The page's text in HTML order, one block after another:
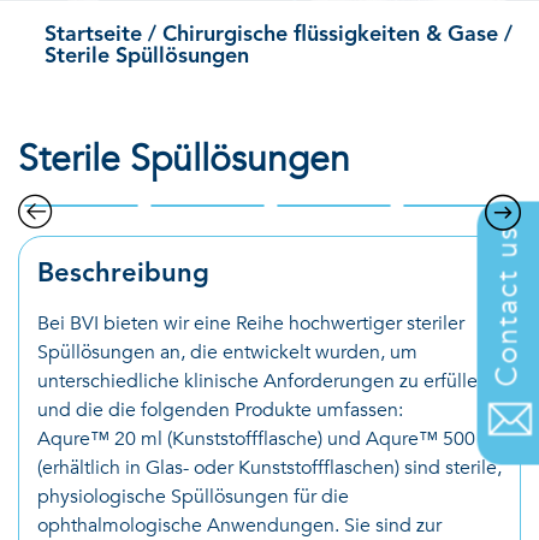
Startseite /Chirurgische flüssigkeiten & Gase /
Sterile Spüllösungen
Sterile Spüllösungen
Beschreibung
Bei BVI bieten wir eine Reihe hochwertiger steriler
Spüllösungen an, die entwickelt wurden, um
unterschiedliche klinische Anforderungen zu erfüllen
und die die folgenden Produkte umfassen:
Aqure™ 20 ml (Kunststoffflasche) und Aqure™ 500 ml
(erhältlich in Glas- oder Kunststoffflaschen) sind sterile,
physiologische Spüllösungen für die
ophthalmologische Anwendungen. Sie sind zur
Contact us